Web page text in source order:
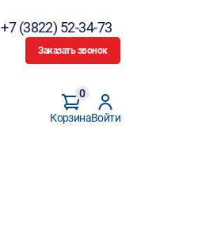
+7 (3822) 52-34-73
Заказать звонок
Корзина
0
Войти